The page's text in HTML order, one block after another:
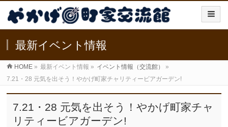
最新イベント情報
HOME » 最新イベント情報 » イベント情報（交流館）
»
7.21・28 元気を出そう！やかげ町家チャリティービアガーデン!
7.21・28 元気を出そう！やかげ町家チャ
リティービアガーデン!